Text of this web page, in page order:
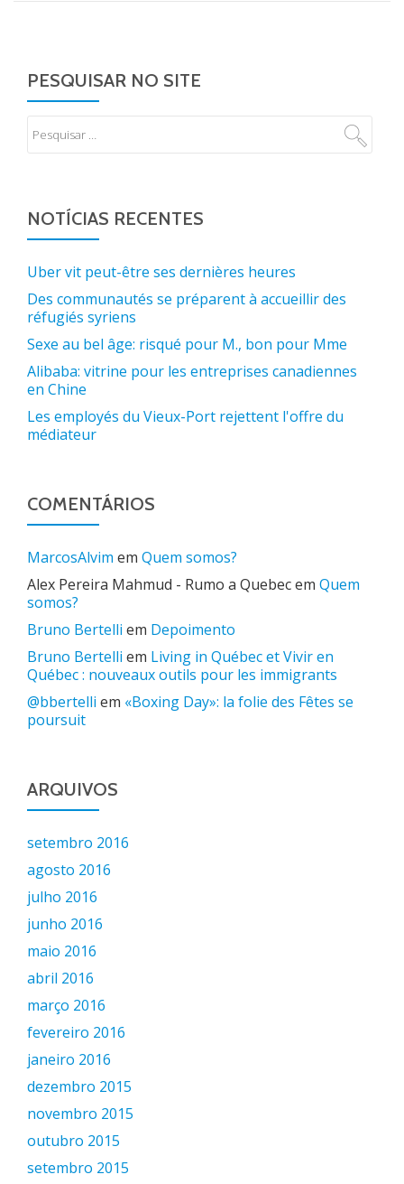
PESQUISAR NO SITE
NOTÍCIAS RECENTES
Uber vit peut-être ses dernières heures
Des communautés se préparent à accueillir des
réfugiés syriens
Sexe au bel âge: risqué pour M., bon pour Mme
Alibaba: vitrine pour les entreprises canadiennes
en Chine
Les employés du Vieux-Port rejettent l'offre du
médiateur
COMENTÁRIOS
MarcosAlvim em Quem somos?
Alex Pereira Mahmud - Rumo a Quebecem Quem
somos?
Bruno Bertelli em Depoimento
Bruno Bertelli em Living in Québec et Vivir en
Québec : nouveaux outils pour les immigrants
@bbertelli em «Boxing Day»: la folie des Fêtes se
poursuit
ARQUIVOS
setembro 2016
agosto 2016
julho 2016
junho 2016
maio 2016
abril 2016
março 2016
fevereiro 2016
janeiro 2016
dezembro 2015
novembro 2015
outubro 2015
setembro 2015